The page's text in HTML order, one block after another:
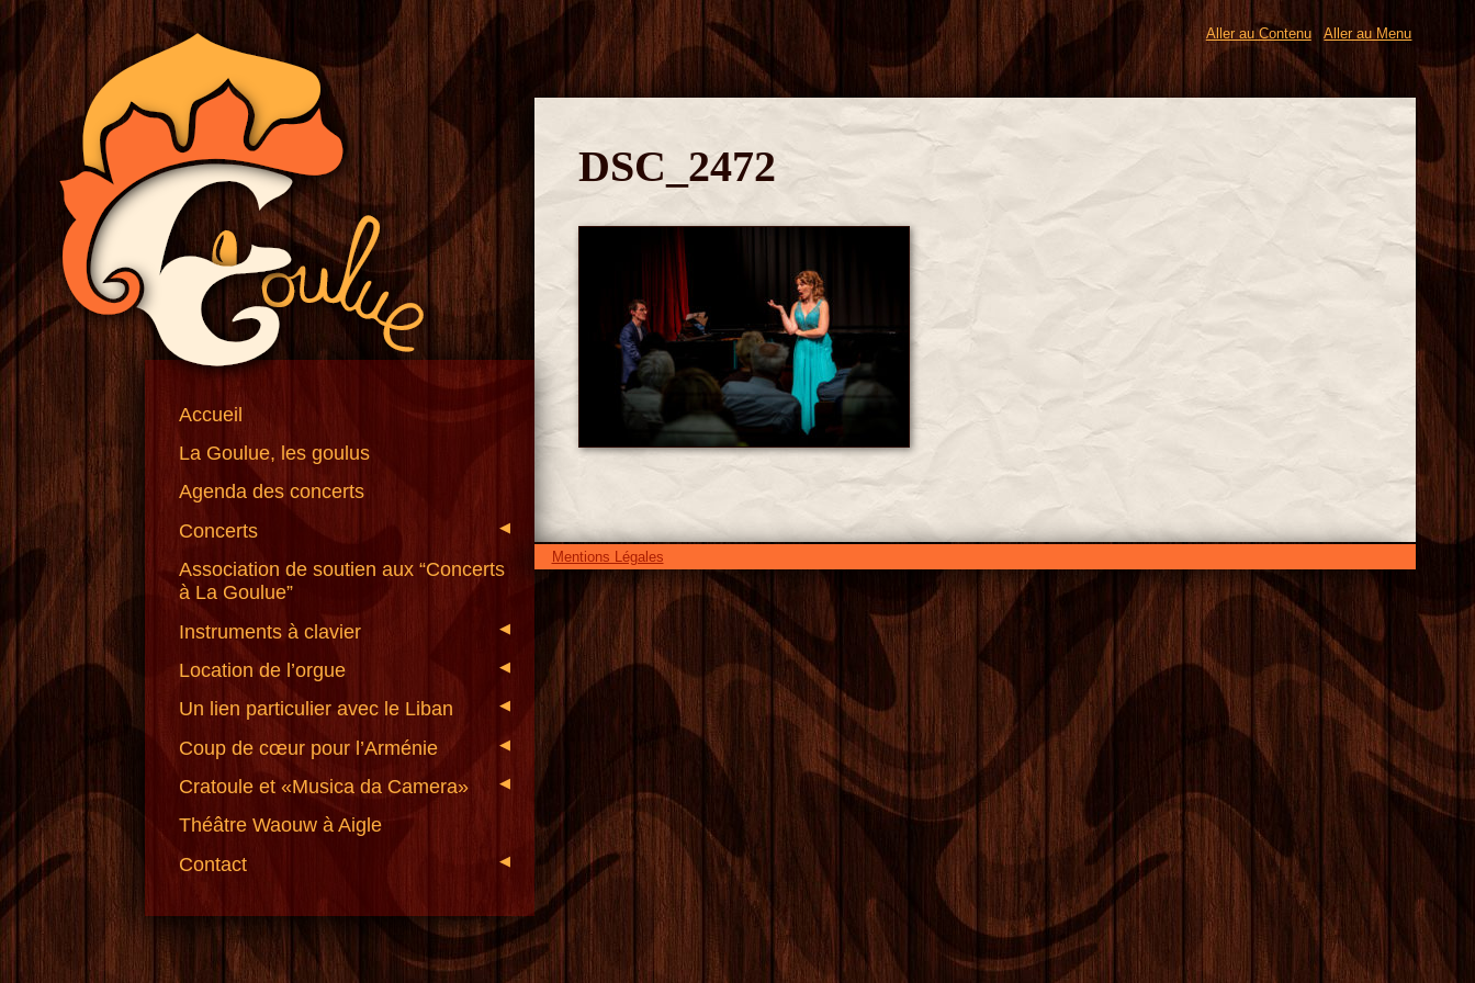
Aller au Contenu Aller au Menu
Accueil
La Goulue, les goulus
Agenda des concerts
◀
Concerts
Association de soutien aux “Concerts
à La Goulue”
◀
Instruments à clavier
◀
Location de l’orgue
◀
Un lien particulier avec le Liban
◀
Coup de cœur pour l’Arménie
◀
Cratoule et «Musica da Camera»
Théâtre Waouw à Aigle
◀
Contact
DSC_2472
Mentions Légales